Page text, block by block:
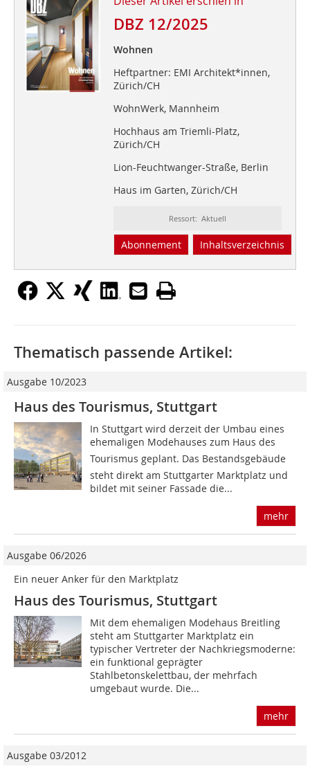
DBZ 12/2025
Wohnen
Heftpartner: EMI Architekt*innen,
Zürich/CH
WohnWerk, Mannheim
Hochhaus am Triemli-Platz,
Zürich/CH
Lion-Feuchtwanger-Straße, Berlin
Haus im Garten, Zürich/CH
Ressort: Aktuell
Abonnement Inhaltsverzeichnis
Thematisch passende Artikel:
Ausgabe 10/2023
Haus des Tourismus, Stuttgart
In Stuttgart wird derzeit der Umbau eines
ehemaligen Modehauses zum Haus des
Tourismus geplant. Das Bestandsgebäude
steht direkt am Stuttgarter Marktplatz und
bildet mit seiner Fassade die...
mehr
Ausgabe 06/2026
Ein neuer Anker für den Marktplatz
Haus des Tourismus, Stuttgart
Mit dem ehemaligen Modehaus Breitling
steht am Stuttgarter Marktplatz ein
typischer Vertreter der Nachkriegsmoderne:
ein funktional geprägter
Stahlbetonskelettbau, der mehrfach
umgebaut wurde. Die...
mehr
Ausgabe 03/2012